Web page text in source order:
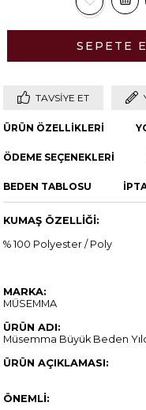
TAVSIYE ET
ÜRÜN ÖZELLIKLERI
ÖDEME SEÇENEKLERI
BEDEN TABLOSU
KUMAŞ ÖZELLİĞİ:
% 100 Polyester / Poly
MARKA:
MÜSEMMA
ÜRÜN ADI:
Müsemma Büyük Beden
ÜRÜN AÇIKLAMASI:
ÖNEMLİ: